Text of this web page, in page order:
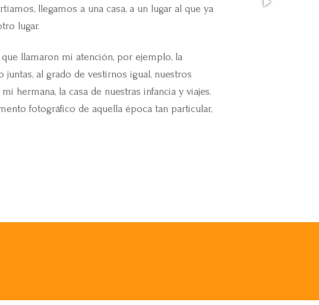
llegamos a una casa, a un lugar al que ya
lugar.
llamaron mi atención, por ejemplo, la
al grado de vestirnos igual, nuestros
hermana, la casa de nuestras infancia y viajes.
fotográfico de aquella época tan particular,